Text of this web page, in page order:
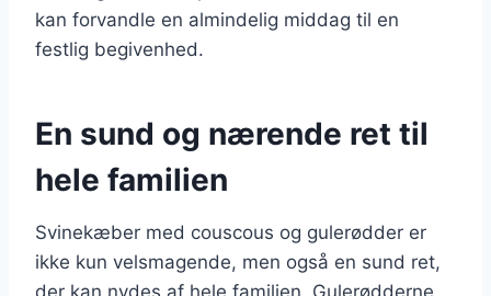
kan forvandle en almindelig middag til en
festlig begivenhed.
En sund og nærende ret til
hele familien
Svinekæber med couscous og gulerødder er
ikke kun velsmagende, men også en sund ret,
der kan nydes af hele familien. Gulerødderne